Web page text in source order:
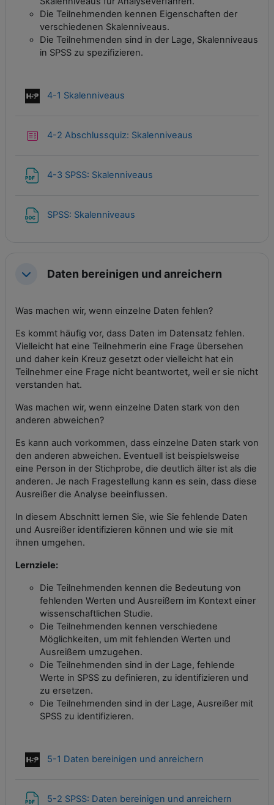
Die Teilnehmenden kennen Eigenschaften der
verschiedenen Skalenniveaus.
Die Teilnehmenden sind in der Lage, Skalenniveaus
in SPSS zu spezifizieren.
4-1 Skalenniveaus
4-2 Abschlussquiz: Skalenniveaus
4-3 SPSS: Skalenniveaus
SPSS: Skalenniveaus
EinklappenDaten bereinigen und anreichern
Was machen wir, wenn einzelne Daten fehlen?
Es kommt häufig vor, dass Daten im Datensatz fehlen.
Vielleicht hat eine Teilnehmerin eine Frage übersehen
und daher kein Kreuz gesetzt oder vielleicht hat ein
Teilnehmer eine Frage nicht beantwortet, weil er sie nicht
verstanden hat.
Was machen wir, wenn einzelne Daten stark von den
anderen abweichen?
Es kann auch vorkommen, dass einzelne Daten stark von
den anderen abweichen. Eventuell ist beispielsweise
eine Person in der Stichprobe, die deutlich älter ist als die
anderen. Je nach Fragestellung kann es sein, dass diese
Ausreißer die Analyse beeinflussen.
In diesem Abschnitt lernen Sie, wie Sie fehlende Daten
und Ausreißer identifizieren können und wie sie mit
ihnen umgehen.
Lernziele:
Die Teilnehmenden kennen die Bedeutung von
fehlenden Werten und Ausreißern im Kontext einer
wissenschaftlichen Studie.
Die Teilnehmenden kennen verschiedene
Möglichkeiten, um mit fehlenden Werten und
Ausreißern umzugehen.
Die Teilnehmenden sind in der Lage, fehlende
Werte in SPSS zu definieren, zu identifizieren und
zu ersetzen.
Die Teilnehmenden sind in der Lage, Ausreißer mit
SPSS zu identifizieren.
5-1 Daten bereinigen und anreichern
5-2 SPSS: Daten bereinigen und anreichern